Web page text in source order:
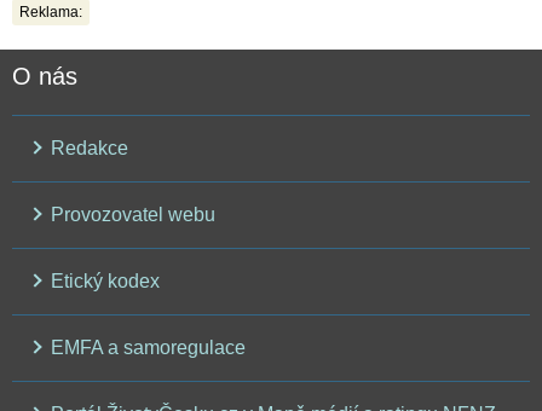
Reklama:
O nás
Redakce
Provozovatel webu
Etický kodex
EMFA a samoregulace